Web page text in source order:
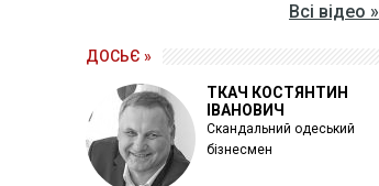
Всі відео »
ДОСЬЄ »
ТКАЧ КОСТЯНТИН
ІВАНОВИЧ
Скандальний одеський
бізнесмен